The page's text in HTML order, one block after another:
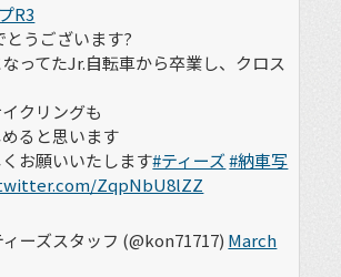
R3
うございます?
ってたJr.自転車から卒業し、クロス
クリングも
ると思います
お願いいたします#ティーズ#納車写
ZqpNbU8lZZ
ーズスタッフ (@kon71717) March